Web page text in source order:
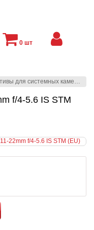
для системных камер /
f/4-5.6 IS STM
0 шт